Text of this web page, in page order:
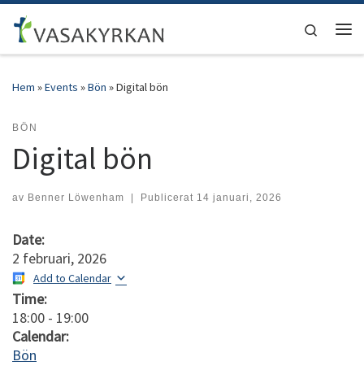
Hoppa till innehåll
Search
Hem »Events »Bön »Digital bön
BÖN
Digital bön
av Benner Löwenham | Publicerat 14 januari, 2026
Date:
2 februari, 2026
Add to Calendar
Time:
18:00 - 19:00
Calendar:
Bön